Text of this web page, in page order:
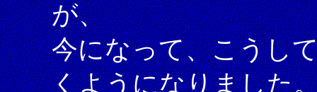
が、
今になって、こうし
くようになりました